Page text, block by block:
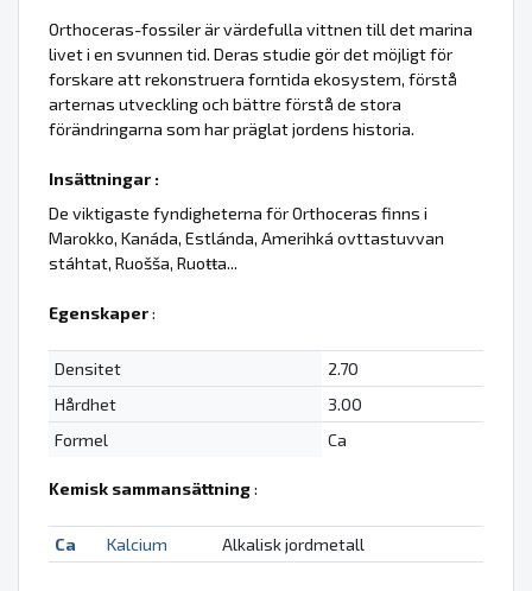
Orthoceras-fossiler är värdefulla vittnen till det marina
livet i en svunnen tid. Deras studie gör det möjligt för
forskare att rekonstruera forntida ekosystem, förstå
arternas utveckling och bättre förstå de stora
förändringarna som har präglat jordens historia.
Insättningar :
De viktigaste fyndigheterna för Orthoceras finns i
Marokko, Kanáda, Estlánda, Amerihká ovttastuvvan
stáhtat, Ruošša, Ruoŧŧa...
Egenskaper:
Densitet
2.70
Hårdhet
3.00
Formel
Ca
Kemisk sammansättning:
Ca Kalcium Alkalisk jordmetall